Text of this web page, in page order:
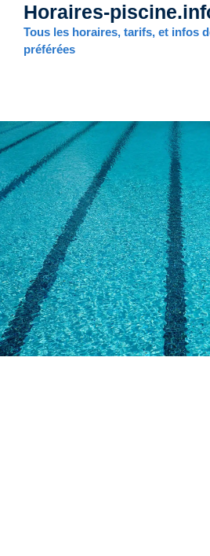
Aller
contenu
Horaires-
Tous les horaires, tarifs, et infos
préférées